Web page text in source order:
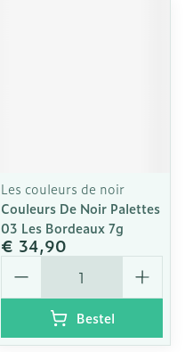
Les couleurs de noir
Couleurs De Noir Palettes
03 Les Bordeaux 7g
€ 34,90
Aantal
Bestel